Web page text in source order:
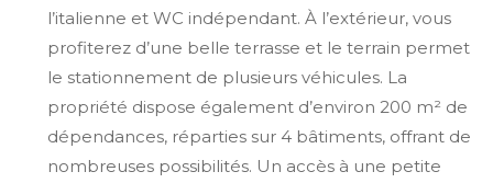
l’italienne et WC indépendant. À l’extérieur, vous
profiterez d’une belle terrasse et le terrain permet
le stationnement de plusieurs véhicules. La
propriété dispose également d’environ 200 m² de
dépendances, réparties sur 4 bâtiments, offrant de
nombreuses possibilités. Un accès à une petite